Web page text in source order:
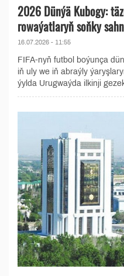
2026 Dünýä Kubogy:
rowaýatlaryň soňky
16.07.2026 - 11:55
FIFA-nyň futbol boýunça
iň uly we iň abraýly
ýylda Urugwaýda ilkinji